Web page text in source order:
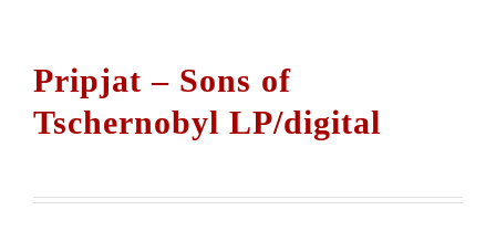
Pripjat – Sons of
Tschernobyl LP/digital